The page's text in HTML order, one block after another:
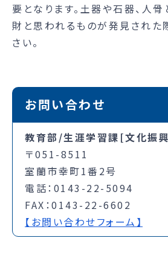
要となります。土器や石器、人骨
財と思われるものが発見された
さい。
お問い合わせ
教育部/生涯学習課[文化振
〒051-8511
室蘭市幸町1番2号
電話：0143-22-5094
FAX：0143-22-6602
【お問い合わせフォーム】